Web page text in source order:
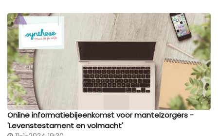
Online informatiebijeenkomst voor mantelzorgers -
'Levenstestament en volmacht'